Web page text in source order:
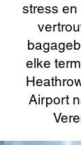
stress en
elke
Airport